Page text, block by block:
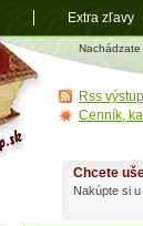
Antikvariát
shop.sk
Nachádzate
Chcete
Nakúpte si
Rss výstup
Cenník,
Extra zľavy